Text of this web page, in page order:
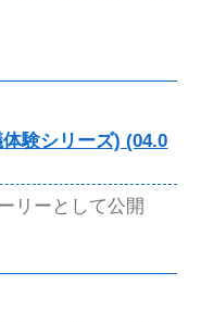
験シリーズ) (04.0
リーとして公開